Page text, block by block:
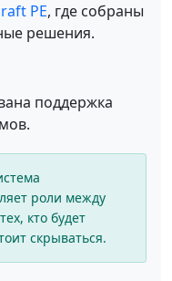
PE, где собраны
решения.
поддержка
роли между
кто будет
скрываться.